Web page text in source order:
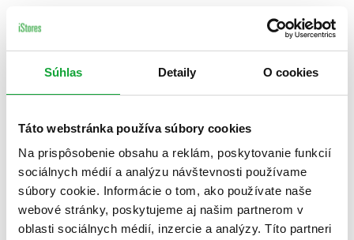
Súhlas Detaily O cookies
Táto webstránka používa súbory cookies
Na prispôsobenie obsahu a reklám, poskytovanie funkcií
sociálnych médií a analýzu návštevnosti používame
súbory cookie. Informácie o tom, ako používate naše
webové stránky, poskytujeme aj našim partnerom v
oblasti sociálnych médií, inzercie a analýzy. Títo partneri